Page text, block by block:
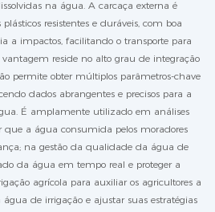
na água. A carcaça externa é
resistentes e duráveis, com boa
a impactos, facilitando o transporte para
vantagem reside no alto grau de integração
permite obter múltiplos parâmetros-chave
dados abrangentes e precisos para a
É amplamente utilizado em análises
a água consumida pelos moradores
na gestão da qualidade da água de
da água em tempo real e proteger a
agrícola para auxiliar os agricultores a
de irrigação e ajustar suas estratégias